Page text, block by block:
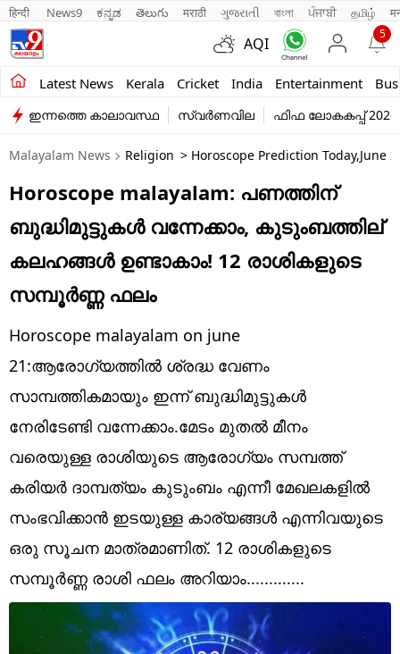
हिन्दी News9 ಕನ್ನಡ తెలుగు मराठी ગુજરાતી বাংলা ਪੰਜਾਬੀ தமிழ்
AQI
5
Latest News Kerala Cricket India Entertainment
Kerala
India
Entertainment
Business
Education
Lifestyle
world
Technology
Web Story
Photo
Short Videos
ഇന്നത്തെ കാലാവസ്ഥ സ്വർണവില ഫിഫ ലോകകപ്പ് 2026
Malayalam News Religion > Horoscope Prediction Today,june
Horoscope malayalam: പണത്തിന്
ബുദ്ധിമുട്ടുകൾ വന്നേക്കാം, കുടുംബത്തില്
കലഹങ്ങൾ ഉണ്ടാകാം! 12 രാശികളുടെ
സമ്പൂർണ്ണ ഫലം
Horoscope malayalam on june
21:ആരോഗ്യത്തിൽ ശ്രദ്ധ വേണം
സാമ്പത്തികമായും ഇന്ന് ബുദ്ധിമുട്ടുകൾ
നേരിടേണ്ടി വന്നേക്കാം.മേടം മുതൽ മീനം
വരെയുള്ള രാശിയുടെ ആരോഗ്യം സമ്പത്ത്
കരിയർ ദാമ്പത്യം കുടുംബം എന്നീ മേഖലകളിൽ
സംഭവിക്കാൻ ഇടയുള്ള കാര്യങ്ങൾ എന്നിവയുടെ
ഒരു സൂചന മാത്രമാണിത്. 12 രാശികളുടെ
സമ്പൂർണ്ണ രാശി ഫലം അറിയാം.............